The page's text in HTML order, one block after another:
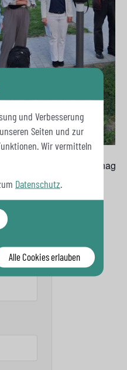
Spandauer
durchgeführt.
und Verbesserung
Seiten und zur
Wir vermitteln
Datenschutz
Alle Cookies erlauben